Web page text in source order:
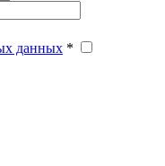
данных *